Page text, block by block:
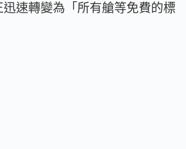
速轉變為「所有艙等免費的標